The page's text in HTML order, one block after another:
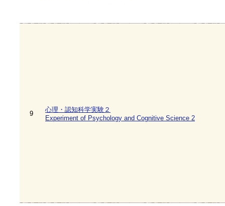
9
心理・認知科学実験２
Experiment of Psychology and Cognitive Science 2